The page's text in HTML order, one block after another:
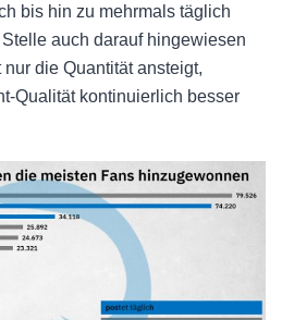
bis hin zu mehrmals täglich
auch darauf hingewiesen
die Quantität ansteigt,
Qualität kontinuierlich besser